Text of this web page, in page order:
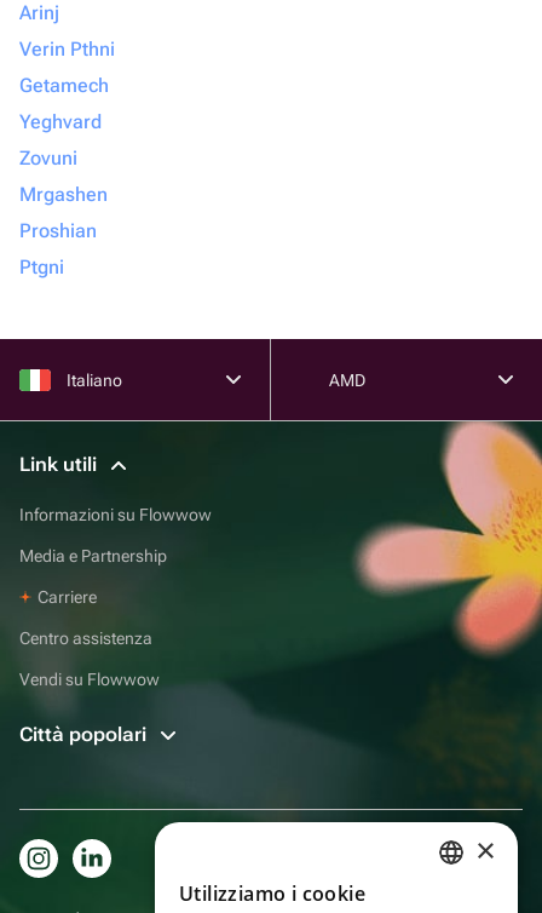
Arinj
Verin Pthni
Getamech
Yeghvard
Zovuni
Mrgashen
Proshian
Ptgni
Italiano AMD
Link utili
Informazioni su Flowwow
Media e Partnership
Carriere
Centro assistenza
Vendi su Flowwow
Città popolari
×
Utilizziamo i cookie